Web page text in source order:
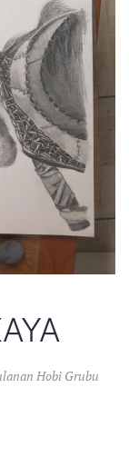
Hobi Grubu